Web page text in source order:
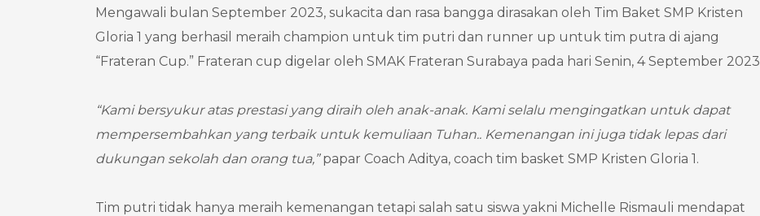
Mengawali bulan September 2023, sukacita dan rasa bangga dirasakan oleh Tim Baket SMP Kristen
Gloria 1 yang berhasil meraih champion untuk tim putri dan runner up untuk tim putra di ajang
“Frateran Cup.” Frateran cup digelar oleh SMAK Frateran Surabaya pada hari Senin, 4 September 2023
“Kami bersyukur atas prestasi yang diraih oleh anak-anak. Kami selalu mengingatkan untuk dapat
mempersembahkan yang terbaik untuk kemuliaan Tuhan.. Kemenangan ini juga tidak lepas dari
dukungan sekolah dan orang tua,”papar Coach Aditya, coach tim basket SMP Kristen Gloria 1.
Tim putri tidak hanya meraih kemenangan tetapi salah satu siswa yakni Michelle Rismauli mendapat